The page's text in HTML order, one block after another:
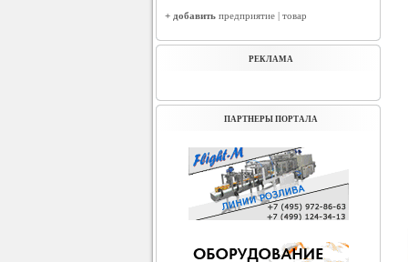
+ добавить предприятие | товар
РЕКЛАМА
ПАРТНЕРЫ ПОРТАЛА